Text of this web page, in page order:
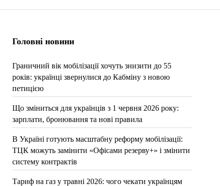
Головні новини
Граничний вік мобілізації хочуть знизити до 55
років: українці звернулися до Кабміну з новою
петицією
Що зміниться для українців з 1 червня 2026 року:
зарплати, бронювання та нові правила
В Україні готують масштабну реформу мобілізації:
ТЦК можуть замінити «Офісами резерву+» і змінити
систему контрактів
Тариф на газ у травні 2026: чого чекати українцям